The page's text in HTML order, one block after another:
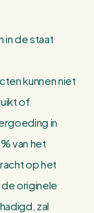
in de staat
kunnen niet
of
in
van het
op het
originele
zal